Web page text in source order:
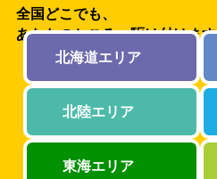
全国どこでも、
あなたのところへ駆け付けます
北海道エリア
北陸エリア
東海エリア